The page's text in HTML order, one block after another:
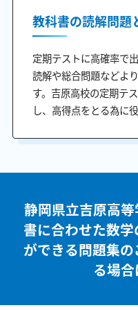
教科書の読解問題
定期テストに高確率で
読解や総合問題などよ
す。吉原高校の定期テ
し、高得点をとる為に役
静岡県立吉原高
書に合わせた数学
ができる問題集の
る場合